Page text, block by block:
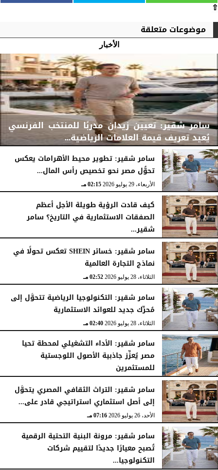
⇧
موضوعات متعلقة
الأخبار
سامر شقير: تعيين زيدان مدربًا للمنتخب الفرنسي
يُعيد تعريف قيمة العلامات الرياضية...
الأربعاء، 29 يوليو 2026 02:25 مـ
سامر شقير: تطوير محيط الأهرامات يعكس
تحوُّل مصر نحو تخصيص رأس المال...
الأربعاء، 29 يوليو 2026 02:15 مـ
كيف قادت الرؤية طويلة الأجل أعظم
الصفقات الاستثمارية في التاريخ؟ سامر
شقير...
الثلاثاء، 28 يوليو 2026 03:49 مـ
سامر شقير: خسائر SHEIN تعكس تحولًا في
نماذج التجارة العالمية
الثلاثاء، 28 يوليو 2026 02:52 مـ
سامر شقير: التكنولوجيا الرياضية تتحوَّل إلى
مُحرِّك جديد للعوائد الاستثمارية
الثلاثاء، 28 يوليو 2026 02:40 مـ
سامر شقير: الأداء التشغيلي لمحطة تحيا
مصر يُعزِّز جاذبية الأصول اللوجستية
للمستثمرين
الأحد، 26 يوليو 2026 07:27 مـ
سامر شقير: التراث الثقافي المصري يتحوَّل
إلى أصل استثماري استراتيجي قادر على...
الأحد، 26 يوليو 2026 07:16 مـ
سامر شقير: مرونة البنية التحتية الرقمية
تُصبح معيارًا جديدًا لتقييم شركات
التكنولوجيا...